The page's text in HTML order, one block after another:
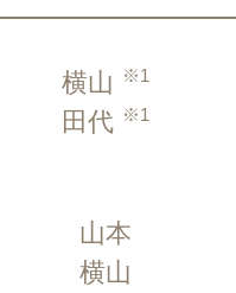
横山 ※1
田代 ※1
山本
横山